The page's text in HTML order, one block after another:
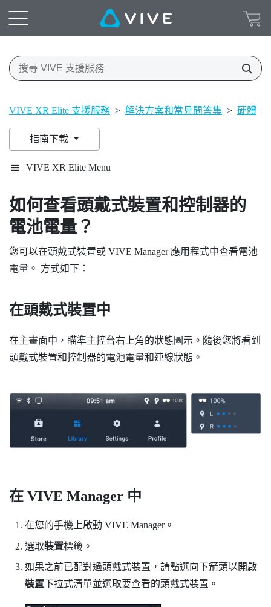
VIVE XR Elite 支援服務 > 解決方案和常見問答集 > 硬體 >
指南下載
VIVE XR Elite Menu
如何查看頭戴式裝置和控制器的
電池電量？
您可以在頭戴式裝置或 VIVE Manager應用程式中查看電池
電量。 方式如下：
在頭戴式裝置中
在主畫面中，瞄準主控台右上角的狀態圖示。隨後您將看到
頭戴式裝置和控制器的電池電量和連線狀態。
在 VIVE Manager 中
在您的手機上啟動 VIVE Manager。
選取裝置標籤。
如果之前已配對過頭戴式裝置，請點選向下箭頭以開啟
裝置下拉式清單並選取要查看的頭戴式裝置。